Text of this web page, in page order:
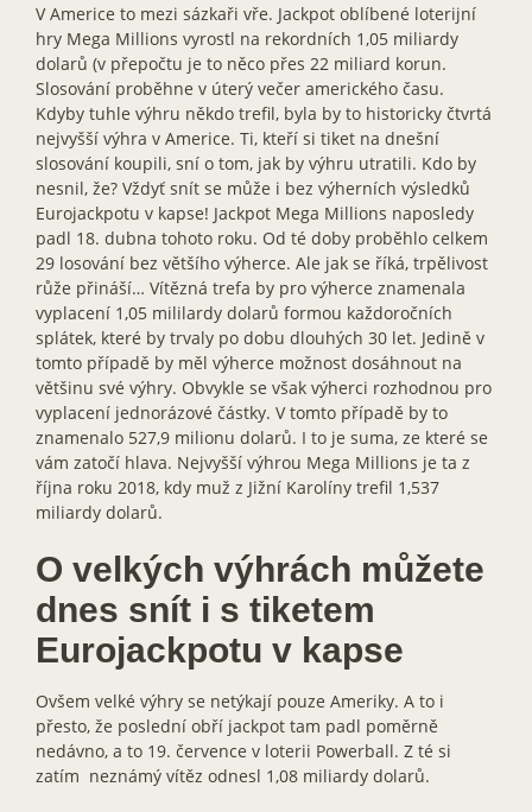
V Americe to mezi sázkaři vře. Jackpot oblíbené loterijní
hry Mega Millions vyrostl na rekordních 1,05 miliardy
dolarů (v přepočtu je to něco přes 22 miliard korun.
Slosování proběhne v úterý večer amerického času.
Kdyby tuhle výhru někdo trefil, byla by to historicky čtvrtá
nejvyšší výhra v Americe. Ti, kteří si tiket na dnešní
slosování koupili, sní o tom, jak by výhru utratili. Kdo by
nesnil, že? Vždyť snít se může i bez výherních výsledků
Eurojackpotu v kapse! Jackpot Mega Millions naposledy
padl 18. dubna tohoto roku. Od té doby proběhlo celkem
29 losování bez většího výherce. Ale jak se říká, trpělivost
růže přináší… Vítězná trefa by pro výherce znamenala
vyplacení 1,05 mililardy dolarů formou každoročních
splátek, které by trvaly po dobu dlouhých 30 let. Jedině v
tomto případě by měl výherce možnost dosáhnout na
většinu své výhry. Obvykle se však výherci rozhodnou pro
vyplacení jednorázové částky. V tomto případě by to
znamenalo 527,9 milionu dolarů. I to je suma, ze které se
vám zatočí hlava. Nejvyšší výhrou Mega Millions je ta z
října roku 2018, kdy muž z Jižní Karolíny trefil 1,537
miliardy dolarů.
O velkých výhrách můžete
dnes snít i s tiketem
Eurojackpotu v kapse
Ovšem velké výhry se netýkají pouze Ameriky. A to i
přesto, že poslední obří jackpot tam padl poměrně
nedávno, a to 19. července v loterii Powerball. Z té si
zatím neznámý vítěz odnesl 1,08 miliardy dolarů.